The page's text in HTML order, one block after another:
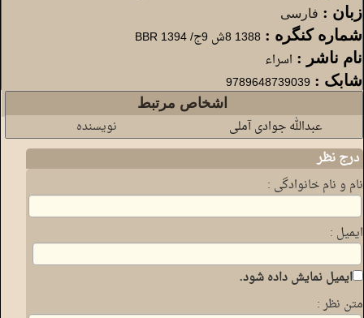
زبان : فارسی
شماره کنگره : 1388 8ش 9ج/ 1394 BBR
نام ناشر : اسراء‏‫‏
شابک : 9789648739039
اشخاص مرتبط
عبدالله جوادی آملی نویسنده
درج نظر
نام و نام خانوادگی :
ایمیل :
ایمیل نمایش داده شود.
متن نظر :